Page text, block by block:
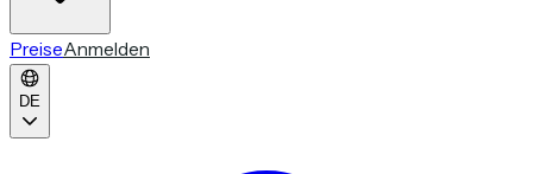
PreiseAnmelden
DE